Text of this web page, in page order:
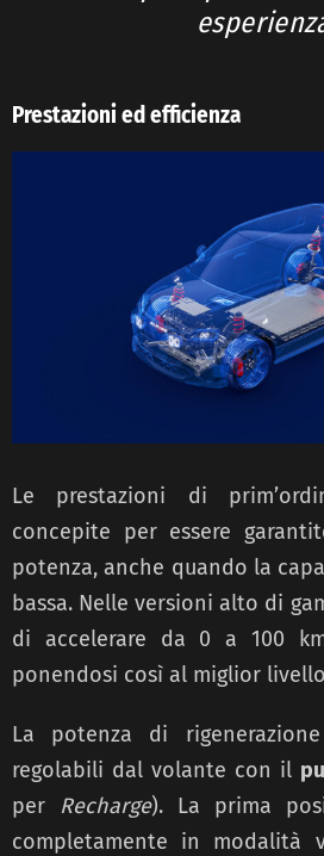
Prestazioni ed efficienza
Le prestazioni di
concepite per essere
potenza, anche quando la
bassa. Nelle versioni alto di
di accelerare da 0 a 100
ponendosi così al miglior
La potenza di
regolabili dal volante con il
per Recharge). La prima
completamente in modalità